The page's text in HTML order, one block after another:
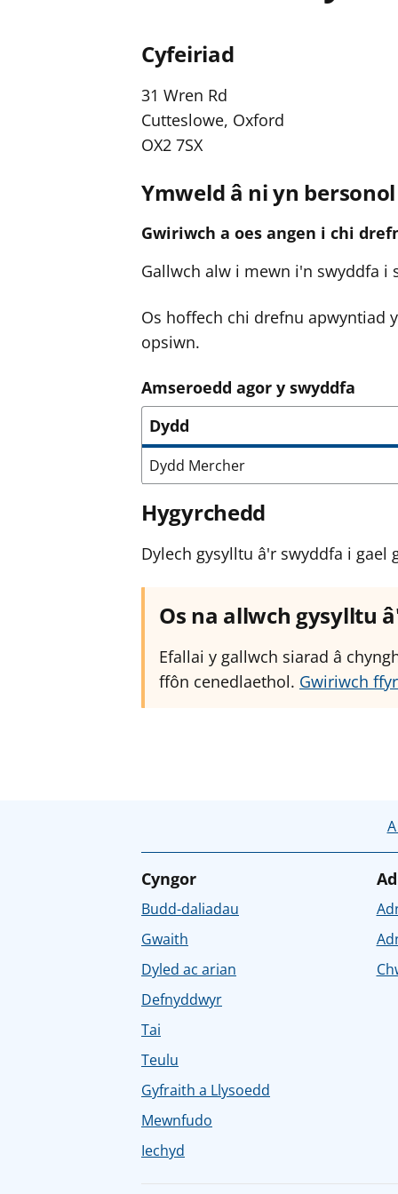
Cyfeiriad
31 Wren Rd
Cutteslowe, Oxford
OX2 7SX
Ymweld â ni yn bersonol
Gwiriwch a oes angen i chi
Gallwch alw i mewn i'n swyddfa i
Os hoffech chi drefnu apwyntiad
opsiwn.
Amseroedd agor y swyddfa
Dydd
Dydd Mercher
Hygyrchedd
Dylech gysylltu â'r swyddfa i gael
Os na allwch gysylltu
Efallai y gallwch siarad â
ffôn cenedlaethol. Gwiriwch
Cyngor
Budd-daliadau
Gwaith
Dyled ac arian
Defnyddwyr
Tai
Teulu
Gyfraith a Llysoedd
Mewnfudo
Iechyd